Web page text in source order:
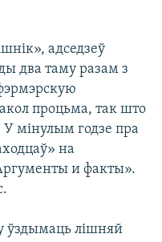
адседзеў
два таму разам з
процьма, так што
мінулым годзе пра
на
и факты».
ўздымаць лішняй